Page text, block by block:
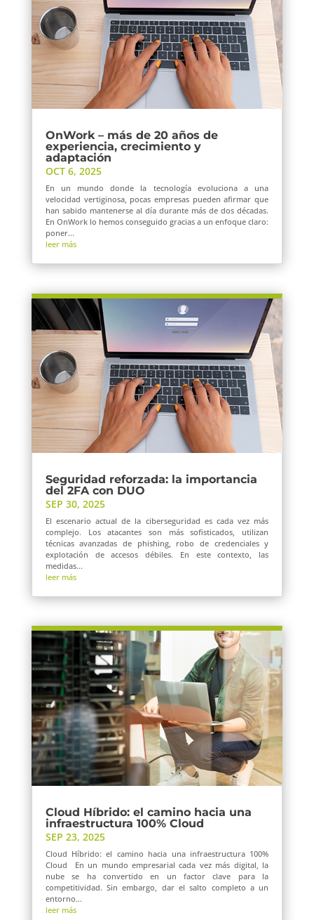
OnWork – más de 20 años de
experiencia, crecimiento y
adaptación
OCT 6, 2025
En un mundo donde la tecnología evoluciona a una
velocidad vertiginosa, pocas empresas pueden afirmar que
han sabido mantenerse al día durante más de dos décadas.
En OnWork lo hemos conseguido gracias a un enfoque claro:
poner...
leer más
Seguridad reforzada: la importancia
del 2FA con DUO
SEP 30, 2025
El escenario actual de la ciberseguridad es cada vez más
complejo. Los atacantes son más sofisticados, utilizan
técnicas avanzadas de phishing, robo de credenciales y
explotación de accesos débiles. En este contexto, las
medidas...
leer más
Cloud Híbrido: el camino hacia una
infraestructura 100% Cloud
SEP 23, 2025
Cloud Híbrido: el camino hacia una infraestructura 100%
Cloud En un mundo empresarial cada vez más digital, la
nube se ha convertido en un factor clave para la
competitividad. Sin embargo, dar el salto completo a un
entorno...
leer más